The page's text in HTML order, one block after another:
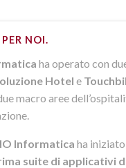
NOI.
ha operato con
Hotel e
macro aree
Informatica ha
suite di applicativi